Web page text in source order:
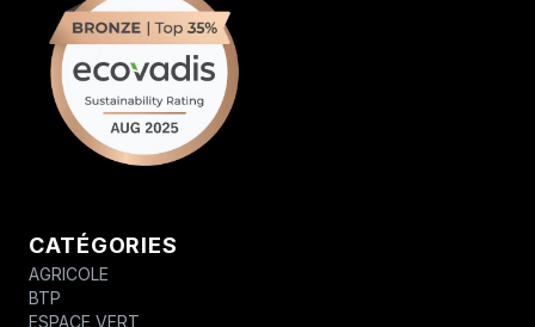
CATÉGORIES
AGRICOLE
BTP
ESPACE VERT